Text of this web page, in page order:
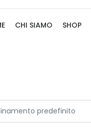
CHI SIAMO SHOP